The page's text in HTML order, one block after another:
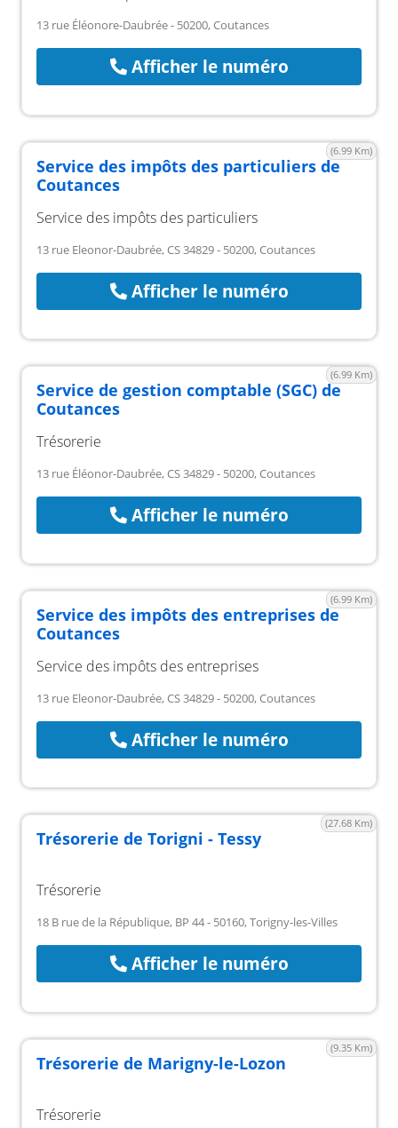
13 rue Éléonore-Daubrée - 50200, Coutances
Afficher le numéro
(6.99 Km)
Service des impôts des particuliers de
Coutances
Service des impôts des particuliers
13 rue Eleonor-Daubrée, CS 34829 - 50200, Coutances
Afficher le numéro
(6.99 Km)
Service de gestion comptable (SGC) de
Coutances
Trésorerie
13 rue Éléonor-Daubrée, CS 34829 - 50200, Coutances
Afficher le numéro
(6.99 Km)
Service des impôts des entreprises de
Coutances
Service des impôts des entreprises
13 rue Eleonor-Daubrée, CS 34829 - 50200, Coutances
Afficher le numéro
(27.68 Km)
Trésorerie de Torigni - Tessy
Trésorerie
18 B rue de la République, BP 44 - 50160, Torigny-les-Villes
Afficher le numéro
(9.35 Km)
Trésorerie de Marigny-le-Lozon
Trésorerie